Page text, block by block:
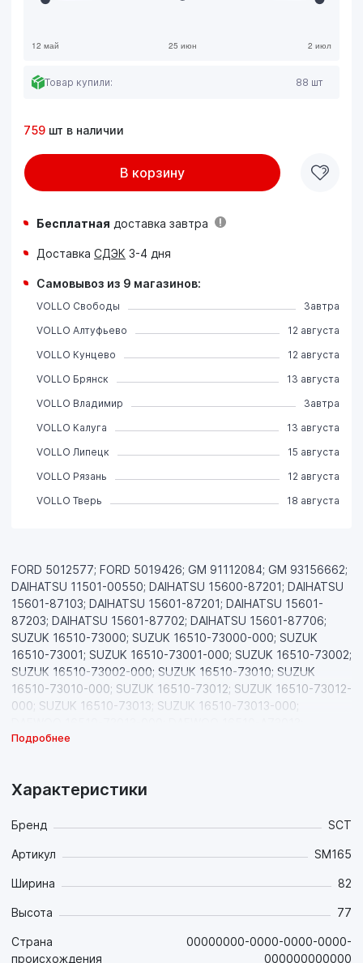
FORD 5012577; FORD 5019426; GM 91112084; GM 93156662;
DAIHATSU 11501-00550; DAIHATSU 15600-87201; DAIHATSU
15601-87103; DAIHATSU 15601-87201; DAIHATSU 15601-
87203; DAIHATSU 15601-87702; DAIHATSU 15601-87706;
SUZUK 16510-73000; SUZUK 16510-73000-000; SUZUK
16510-73001; SUZUK 16510-73001-000; SUZUK 16510-73002;
SUZUK 16510-73002-000; SUZUK 16510-73010; SUZUK
16510-73010-000; SUZUK 16510-73012; SUZUK 16510-73012-
000; SUZUK 16510-73013; SUZUK 16510-73013-000;
Подробнее
Характеристики
Бренд SCT
Артикул SM165
Ширина 82
Высота 77
Страна
происхождения
00000000-0000-0000-0000-
000000000000
Товар купили: 88 шт
759 шт в наличии
В корзину
Бесплатная доставка завтра
Доставка СДЭК 3-4 дня
Самовывоз из 9 магазинов:
VOLLO Свободы
Завтра
VOLLO Алтуфьево
12 августа
VOLLO Кунцево
12 августа
VOLLO Брянск
13 августа
VOLLO Владимир
Завтра
VOLLO Калуга
13 августа
VOLLO Липецк
15 августа
VOLLO Рязань
12 августа
VOLLO Тверь
18 августа